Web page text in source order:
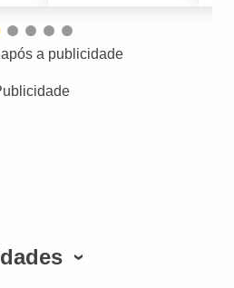
a publicidade